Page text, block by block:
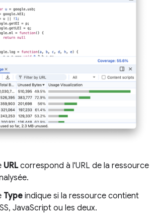
URLcorrespond à l'URL de la ressource
Type indique si la ressource contient
JavaScript ou les deux.